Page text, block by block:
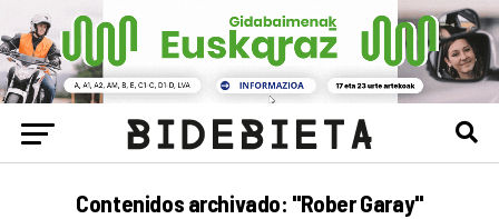
Contenidos archivado: "Rober Garay"